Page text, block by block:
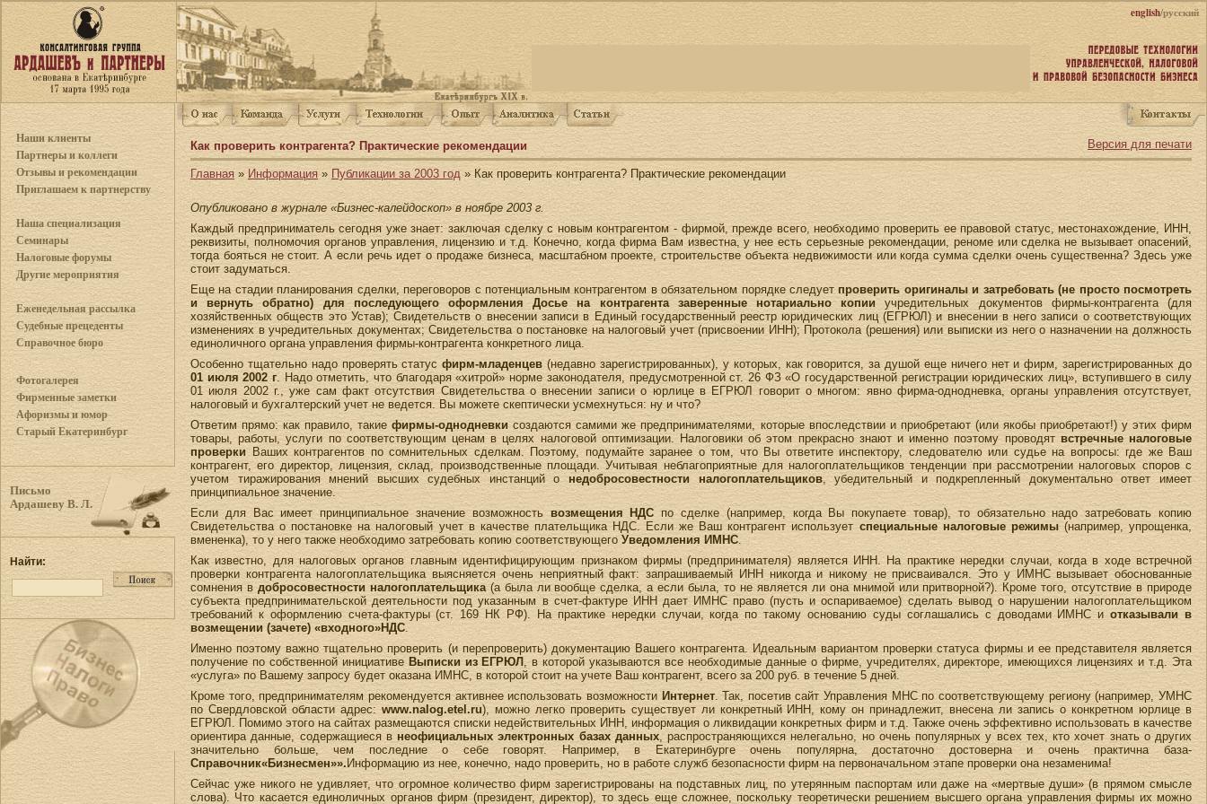
english/русский
Наши клиенты
Партнеры и коллеги
Отзывы и рекомендации
Приглашаем к партнерству
Наша специализация
Семинары
Налоговые форумы
Другие мероприятия
Еженедельная рассылка
Судебные прецеденты
Справочное бюро
Фотогалерея
Фирменные заметки
Афоризмы и юмор
Старый Екатеринбург
Письмо
Ардашеву В. Л.
Найти:
Версия для печати
Как проверить контрагента? Практические рекомендации
Главная » Информация» Публикации за 2003 год» Как проверить контрагента? Практические рекомендации
Опубликовано в журнале «Бизнес-калейдоскоп» в ноябре 2003 г.
Каждый предприниматель сегодня уже знает: заключая сделку с новым контрагентом - фирмой, прежде всего, необходимо проверить ее правовой статус, местонахождение, ИНН,
реквизиты, полномочия органов управления, лицензию и т.д. Конечно, когда фирма Вам известна, у нее есть серьезные рекомендации, реноме или сделка не вызывает опасений,
тогда бояться не стоит. А если речь идет о продаже бизнеса, масштабном проекте, строительстве объекта недвижимости или когда сумма сделки очень существенна? Здесь уже
стоит задуматься.
Еще на стадии планирования сделки, переговоров с потенциальным контрагентом в обязательном порядке следуетпроверить оригиналы и затребовать (не просто посмотреть
и вернуть обратно) для последующего оформления Досье на контрагента заверенные нотариально копииучредительных документов фирмы-контрагента (для
хозяйственных обществ это Устав); Свидетельств о внесении записи в Единый государственный реестр юридических лиц (ЕГРЮЛ) и внесении в него записи о соответствующих
изменениях в учредительных документах; Свидетельства о постановке на налоговый учет (присвоении ИНН); Протокола (решения) или выписки из него о назначении на должность
единоличного органа управления фирмы-контрагента конкретного лица.
Особенно тщательно надо проверять статусфирм-младенцев (недавно зарегистрированных), у которых, как говорится, за душой еще ничего нет и фирм, зарегистрированных до
01 июля 2002 г . Надо отметить, что благодаря «хитрой» норме законодателя, предусмотренной ст. 26 ФЗ «О государственной регистрации юридических лиц», вступившего в силу
01 июля 2002 г., уже сам факт отсутствия Свидетельства о внесении записи о юрлице в ЕГРЮЛ говорит о многом: явно фирма-однодневка, органы управления отсутствует,
налоговый и бухгалтерский учет не ведется. Вы можете скептически усмехнуться: ну и что?
Ответим прямо: как правило, такиефирмы-однодневки создаются самими же предпринимателями, которые впоследствии и приобретают (или якобы приобретают!) у этих фирм
товары, работы, услуги по соответствующим ценам в целях налоговой оптимизации. Налоговики об этом прекрасно знают и именно поэтому проводятвстречные налоговые
проверки Ваших контрагентов по сомнительных сделкам. Поэтому, подумайте заранее о том, что Вы ответите инспектору, следователю или судье на вопросы: где же Ваш
контрагент, его директор, лицензия, склад, производственные площади. Учитывая неблагоприятные для налогоплательщиков тенденции при рассмотрении налоговых споров с
учетом тиражирования мнений высших судебных инстанций онедобросовестности налогоплательщиков, убедительный и подкрепленный документально ответ имеет
принципиальное значение.
Если для Вас имеет принципиальное значение возможностьвозмещения НДС по сделке (например, когда Вы покупаете товар), то обязательно надо затребовать копию
Свидетельства о постановке на налоговый учет в качестве плательщика НДС. Если же Ваш контрагент использует специальные налоговые режимы(например, упрощенка,
вмененка), то у него также необходимо затребовать копию соответствующего Уведомления ИМНС
Как известно, для налоговых органов главным идентифицирующим признаком фирмы (предпринимателя) является ИНН. На практике нередки случаи, когда в ходе встречной
проверки контрагента налогоплательщика выясняется очень неприятный факт: запрашиваемый ИНН никогда и никому не присваивался. Это у ИМНС вызывает обоснованные
сомнения в добросовестности налогоплательщика(а была ли вообще сделка, а если была, то не является ли она мнимой или притворной?). Кроме того, отсутствие в природе
субъекта предпринимательской деятельности под указанным в счет-фактуре ИНН дает ИМНС право (пусть и оспариваемое) сделать вывод о нарушении налогоплательщиком
требований к оформлению счета-фактуры (ст. 169 НК РФ). На практике нередки случаи, когда по такому основанию суды соглашались с доводами ИМНС иотказывали в
возмещении (зачете) «входного»НДС
Именно поэтому важно тщательно проверить (и перепроверить) документацию Вашего контрагента. Идеальным вариантом проверки статуса фирмы и ее представителя является
получение по собственной инициативе Выписки из ЕГРЮЛ , в которой указываются все необходимые данные о фирме, учредителях, директоре, имеющихся лицензиях и т.д. Эта
«услуга» по Вашему запросу будет оказана ИМНС, в которой стоит на учете Ваш контрагент, всего за 200 руб. в течение 5 дней.
Кроме того, предпринимателям рекомендуется активнее использовать возможности Интернет. Так, посетив сайт Управления МНС по соответствующему региону (например, УМНС
по Свердловской области адрес:www.nalog.etel.ru), можно легко проверить существует ли конкретный ИНН, кому он принадлежит, внесена ли запись о конкретном юрлице в
ЕГРЮЛ. Помимо этого на сайтах размещаются списки недействительных ИНН, информация о ликвидации конкретных фирм и т.д. Также очень эффективно использовать в качестве
ориентира данные, содержащиеся в неофициальных электронных базах данных, распространяющихся нелегально, но очень популярных у всех тех, кто хочет знать о других
значительно больше, чем последние о себе говорят. Например, в Екатеринбурге очень популярна, достаточно достоверна и очень практична база-
Справочник«Бизнесмен»». Информацию из нее, конечно, надо проверить, но в работе служб безопасности фирм на первоначальном этапе проверки она незаменима!
Сейчас уже никого не удивляет, что огромное количество фирм зарегистрированы на подставных лиц, по утерянным паспортам или даже на «мертвые души» (в прямом смысле
слова). Что касается единоличных органов фирм (президент, директор), то здесь еще сложнее, поскольку теоретически решением высшего органа управления фирмы их можно